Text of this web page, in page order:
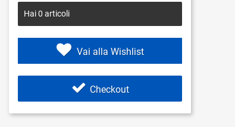
Hai0 articoli
Vai alla Wishlist
Checkout